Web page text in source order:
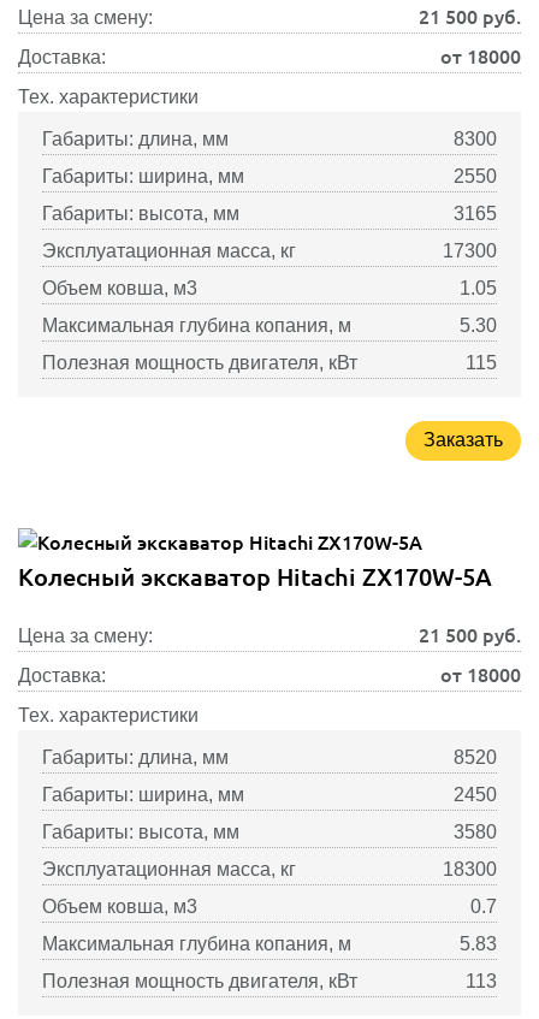
Цена за смену: 21 500 руб.
Доставка: от 18000
Тех. характеристики
Габариты: длина, мм
8300
Габариты: ширина, мм
2550
Габариты: высота, мм
3165
Эксплуатационная масса, кг
17300
Объем ковша, м3
1.05
Максимальная глубина копания, м
5.30
Полезная мощность двигателя, кВт
115
Заказать
Колесный экскаватор Hitachi ZX170W-5A
Цена за смену: 21 500 руб.
Доставка: от 18000
Тех. характеристики
Габариты: длина, мм
8520
Габариты: ширина, мм
2450
Габариты: высота, мм
3580
Эксплуатационная масса, кг
18300
Объем ковша, м3
0.7
Максимальная глубина копания, м
5.83
Полезная мощность двигателя, кВт
113